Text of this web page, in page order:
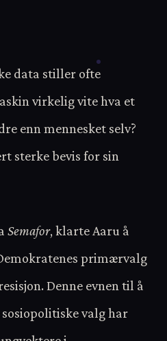
data stiller ofte
virkelig vite hva et
enn mennesket selv?
sterke bevis for sin
Semafor, klarte Aaru å
primærvalg
Denne evnen til å
valg har